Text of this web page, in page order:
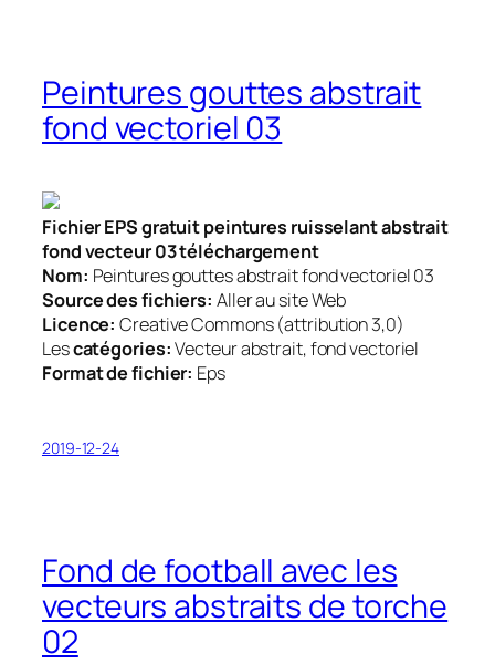
Peintures gouttes abstrait
fond vectoriel 03
Fichier EPS gratuit peintures ruisselant abstrait
fond vecteur 03 téléchargement
Nom: Peintures gouttes abstrait fond vectoriel 03
Source des fichiers: Aller au site Web
Licence: Creative Commons (attribution 3,0)
Lescatégories:Vecteur abstrait, fond vectoriel
Format de fichier: Eps
2019-12-24
Fond de football avec les
vecteurs abstraits de torche
02